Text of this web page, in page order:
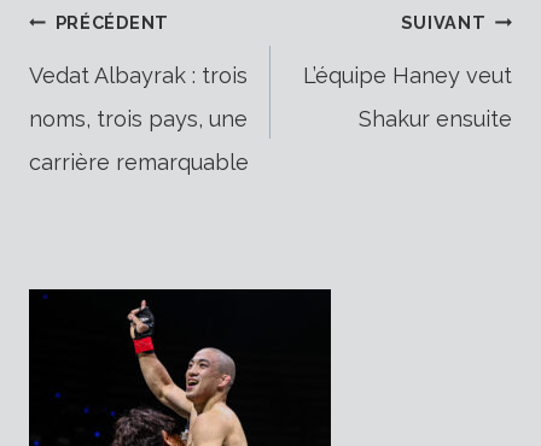
Navigation
de
l’article
PRÉCÉDENT
Vedat Albayrak : trois
noms, trois pays, une
carrière remarquable
SUIVANT
L’équipe Haney veut
Shakur ensuite